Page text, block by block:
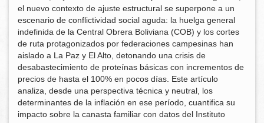
el nuevo contexto de ajuste estructural se superpone a un
escenario de conflictividad social aguda: la huelga general
indefinida de la Central Obrera Boliviana (COB) y los cortes
de ruta protagonizados por federaciones campesinas han
aislado a La Paz y El Alto, detonando una crisis de
desabastecimiento de proteínas básicas con incrementos de
precios de hasta el 100% en pocos días. Este artículo
analiza, desde una perspectiva técnica y neutral, los
determinantes de la inflación en ese período, cuantifica su
impacto sobre la canasta familiar con datos del Instituto